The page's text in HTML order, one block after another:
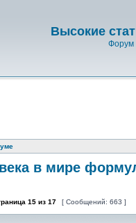
Высокие
Форум
в мире
15 из 17 [ Сообщений: 663 ]